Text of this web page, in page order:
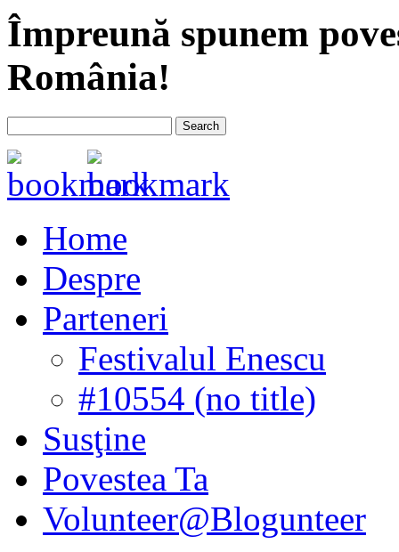
Împreună spunem
România!
Home
Despre
Parteneri
Festivalul Enescu
#10554 (no title)
Susţine
Povestea Ta
Volunteer@Blogunteer